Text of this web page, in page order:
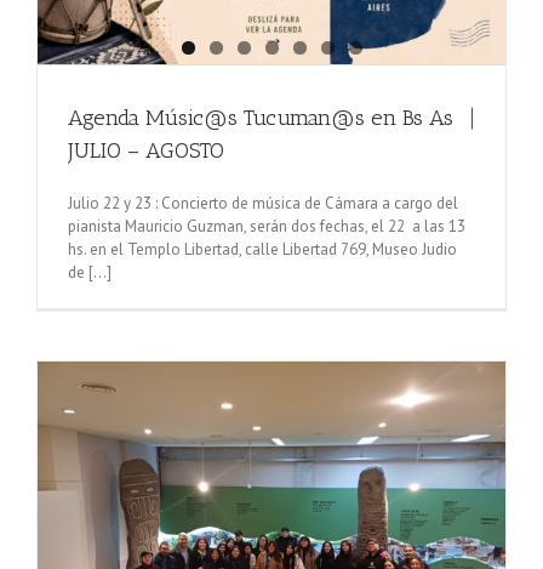
Agenda Músic@s Tucuman@s en Bs As⎹
JULIO – AGOSTO
Julio 22 y 23 : Concierto de música de Cámara a cargo del
pianista Mauricio Guzman, serán dos fechas, el 22 a las 13
hs. en el Templo Libertad, calle Libertad 769, Museo Judio
de [...]